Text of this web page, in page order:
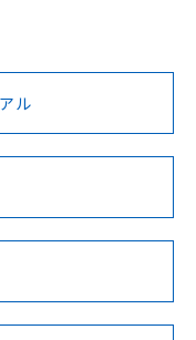
に、以下を必ずお読
Cd Cr(VI)
BV型式承認
（フランス
KR型式
（韓国
No No
証/適合状況ページへ
からご検索ください
ル